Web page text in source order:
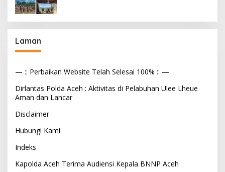
Laman
— :: Perbaikan Website Telah Selesai 100% :: —
Dirlantas Polda Aceh : Aktivitas di Pelabuhan Ulee Lheue
Aman dan Lancar
Disclaimer
Hubungi Kami
Indeks
Kapolda Aceh Terima Audiensi Kepala BNNP Aceh